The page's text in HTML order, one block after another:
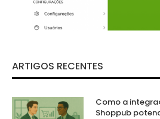
ARTIGOS RECENTES
Como a
Shoppub